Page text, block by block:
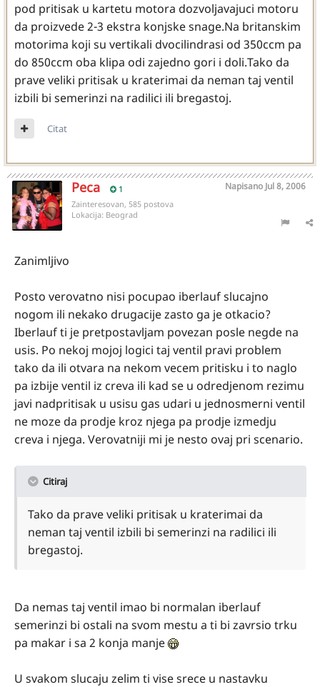
pod pritisak u kartetu motora dozvoljavajuci motoru
da proizvede 2-3 ekstra konjske snage.Na britanskim
motorima koji su vertikali dvocilindrasi od 350ccm pa
do 850ccm oba klipa odi zajedno gori i doli.Tako da
prave veliki pritisak u kraterimai da neman taj ventil
izbili bi semerinzi na radilici ili bregastoj.
Citat
Peca 1 Napisano Jul 8, 2006
Zainteresovan, 585 postova
Lokacija: Beograd
Zanimljivo
Posto verovatno nisi pocupao iberlauf slucajno
nogom ili nekako drugacije zasto ga je otkacio?
Iberlauf ti je pretpostavljam povezan posle negde na
usis. Po nekoj mojoj logici taj ventil pravi problem
tako da ili otvara na nekom vecem pritisku i to naglo
pa izbije ventil iz creva ili kad se u odredjenom rezimu
javi nadpritisak u usisu gas udari u jednosmerni ventil
ne moze da prodje kroz njega pa prodje izmedju
creva i njega. Verovatniji mi je nesto ovaj pri scenario.
Citiraj
Tako da prave veliki pritisak u kraterimai da
neman taj ventil izbili bi semerinzi na radilici ili
bregastoj.
Da nemas taj ventil imao bi normalan iberlauf
semerinzi bi ostali na svom mestu a ti bi zavrsio trku
pa makar i sa 2 konja manje
U svakom slucaju zelim ti vise srece u nastavku